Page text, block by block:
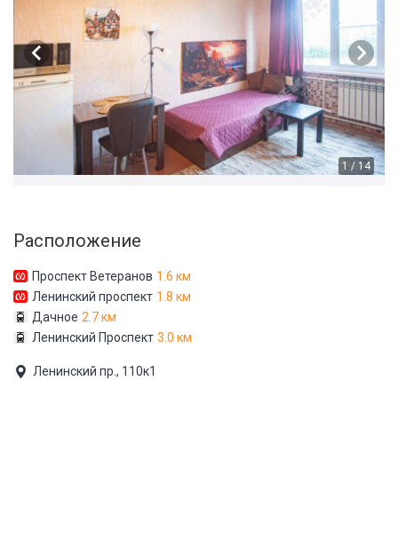
1 / 14
Расположение
Проспект Ветеранов 1.6 км
Ленинский проспект 1.8 км
Дачное 2.7 км
Ленинский Проспект 3.0 км
Ленинский пр., 110к1